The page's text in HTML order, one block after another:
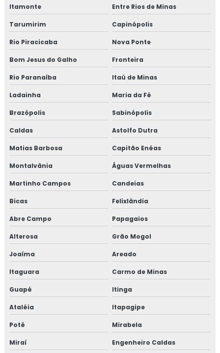
Itamonte Entre Rios de Minas
Tarumirim Capinópolis
Rio Piracicaba Nova Ponte
Bom Jesus do Galho Fronteira
Rio Paranaíba Itaú de Minas
Ladainha Maria da Fé
Brazópolis Sabinópolis
Caldas Astolfo Dutra
Matias Barbosa Capitão Enéas
Montalvânia Águas Vermelhas
Martinho Campos Candeias
Bicas Felixlândia
Abre Campo Papagaios
Alterosa Grão Mogol
Joaíma Areado
Itaguara Carmo de Minas
Guapé Itinga
Ataléia Itapagipe
Poté Mirabela
Miraí Engenheiro Caldas